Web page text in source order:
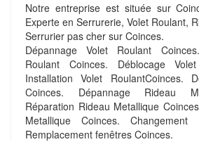
Notre entreprise est située sur
Experte en Serrurerie, Volet Roulant,
Serrurier pas cher sur Coinces.
Dépannage Volet Roulant
Roulant Coinces. Déblocage
Installation Volet RoulantCoinces.
Coinces. Dépannage Rideau
Réparation Rideau Metallique
Metallique Coinces.
Remplacement fenêtres Coinces.